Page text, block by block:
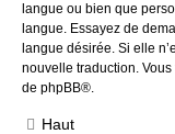
langue ou bien que
langue. Essayez de
langue désirée. Si elle
nouvelle traduction.
de phpBB®.
Haut